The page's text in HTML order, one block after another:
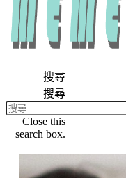
搜尋
搜尋
Close this
search box.